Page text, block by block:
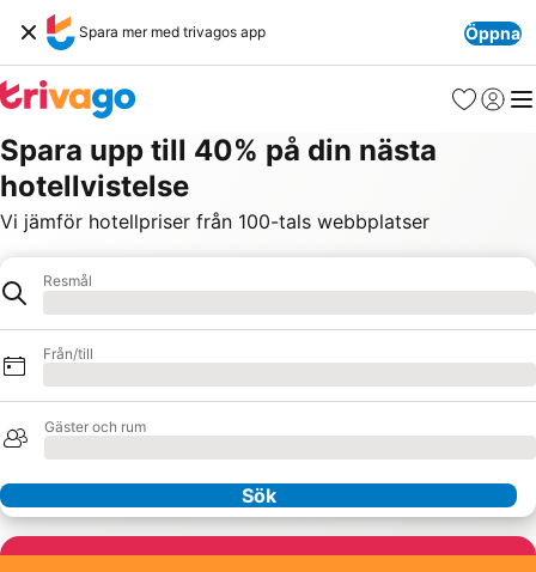
Spara mer med trivagos app Öppna
Favoriter
Logga
Spara upp till 40% på din nästa
hotellvistelse
Vi jämför hotellpriser från 100-tals webbplatser
Resmål
Resmål
Från/till
Gäster och rum
Sök
Våra partners